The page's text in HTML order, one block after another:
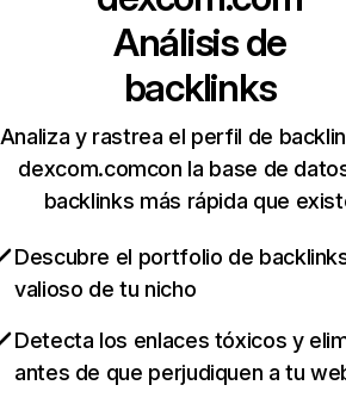
Análisis de
backlinks
Analiza y rastrea el perfil de
dexcom.comcon la base de
backlinks más rápida que
Descubre el portfolio de
valioso de tu nicho
Detecta los enlaces tóxicos y
antes de que perjudiquen a tu